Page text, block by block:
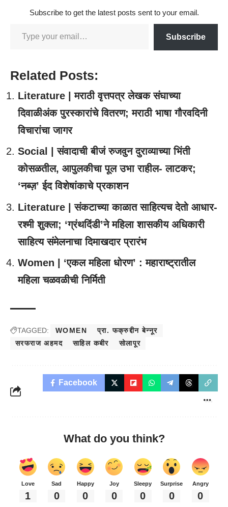
Subscribe to get the latest posts sent to your email.
Subscribe
Related Posts:
Literature | मराठी वृत्तपत्र लेखक संघाच्या
दिवाळीअंक पुरस्कारांचे वितरण; मराठी भाषा गौरवदिनी
विचारांचा जागर
Social | संवादाची बीजं रुजवुन दुराव्याच्या भिंती
कोसळतील, आपुलकीचा पूल उभा राहील- लाटकर;
‘नब्ज़’ ईद विशेषांकाचे प्रकाशन
Literature | संकटाच्या काळात साहित्यच देतो आधार-
रश्मी शुक्ला; ‘ग्रंथदिंडी’ने महिला शासकीय अधिकारी
साहित्य संमेलनाचा दिमाखदार प्रारंभ
Women | ‘एकल महिला धोरण’ : महाराष्ट्रातील
महिला चळवळीची निर्मिती
TAGGED: WOMEN
प्रा. फक्रुद्दीन बेन्नूर
सरफराज अहमद
साहिल कबीर सोलापूर
Facebook
What do you think?
Love
1
Sad
0
Happy
0
Joy
0
Sleepy
0
Surprise
0
Angry
0